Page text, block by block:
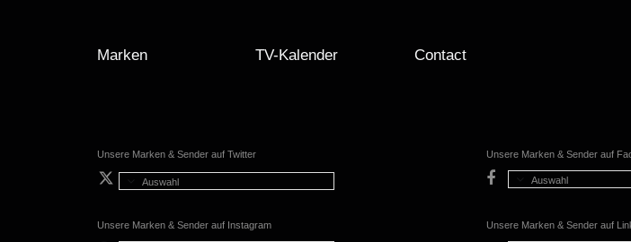
Marken TV-Kalender Contact
Unsere Marken & Sender auf Twitter
Auswahl
Unsere Marken & Sender auf
Auswahl
Unsere Marken & Sender auf Instagram Unsere Marken & Sender auf